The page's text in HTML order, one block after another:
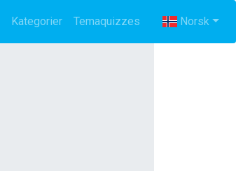
(current)
Kategorier Temaquizzes Norsk